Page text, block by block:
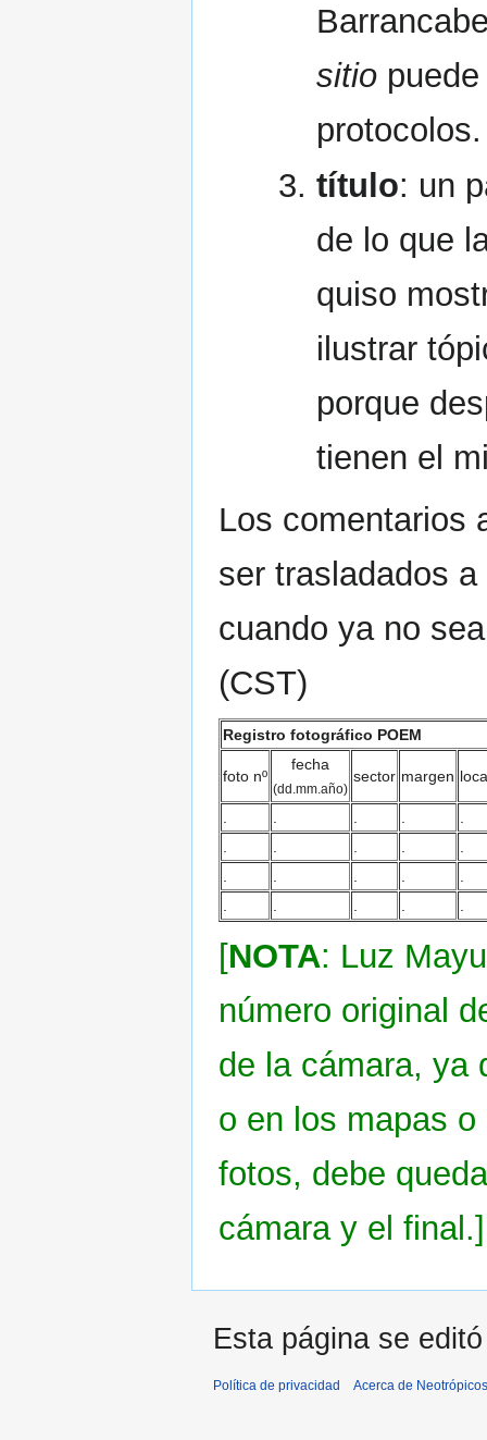
sitio
protocolos.
título: un
de lo que
quiso
ilustrar
porque
tienen el
Los comentarios
ser trasladados
cuando ya no
(CST)
Registro fotográfico POEM
foto nº
fecha
(dd.mm.año)
sector margen
[NOTA: Luz
número original
de la cámara, ya
o en los mapas
fotos, debe
cámara y el final.]
Esta página se
Política de privacidad Acerca de Neotrópicos